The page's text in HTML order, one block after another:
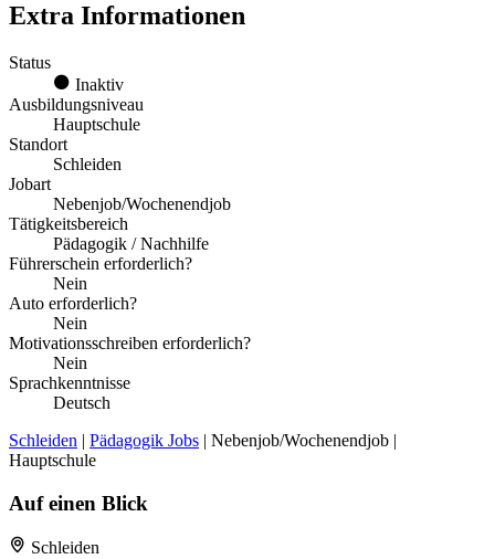
Extra Informationen
Status
Inaktiv
Ausbildungsniveau
Hauptschule
Standort
Schleiden
Jobart
Nebenjob/Wochenendjob
Tätigkeitsbereich
Pädagogik / Nachhilfe
Führerschein erforderlich?
Nein
Auto erforderlich?
Nein
Motivationsschreiben erforderlich?
Nein
Sprachkenntnisse
Deutsch
Schleiden | Pädagogik Jobs | Nebenjob/Wochenendjob |
Hauptschule
Auf einen Blick
Schleiden